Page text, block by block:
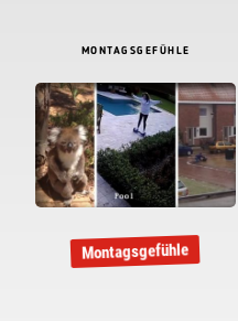
MONTAGSGEFÜHLE
Montagsgefühle